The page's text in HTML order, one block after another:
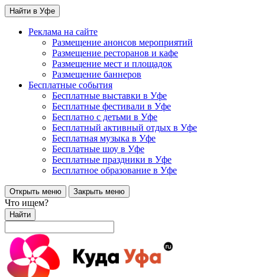
Найти в Уфе
Реклама на сайте
Размещение анонсов мероприятий
Размещение ресторанов и кафе
Размещение мест и площадок
Размещение баннеров
Бесплатные события
Бесплатные выставки в Уфе
Бесплатные фестивали в Уфе
Бесплатно с детьми в Уфе
Бесплатный активный отдых в Уфе
Бесплатная музыка в Уфе
Бесплатные шоу в Уфе
Бесплатные праздники в Уфе
Бесплатное образование в Уфе
Открыть меню Закрыть меню
Что ищем?
Найти